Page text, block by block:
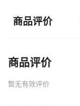
商品评价
商品评价
暂无有效评价